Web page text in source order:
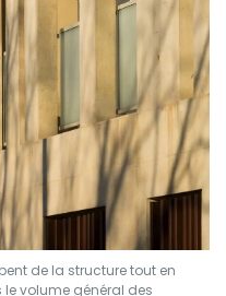
de la structure tout en
volume général des